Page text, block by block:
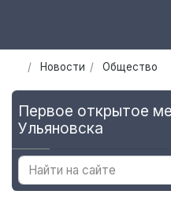
Новости Общество
Первое открытое
Ульяновска